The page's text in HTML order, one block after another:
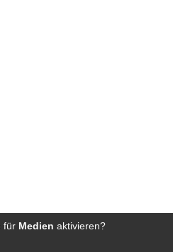
für Medien aktivieren?